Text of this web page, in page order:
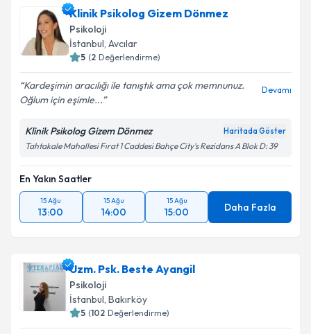
Klinik Psikolog Gizem Dönmez
Psikoloji
İstanbul, Avcılar
5 (2 Değerlendirme)
Kardeşimin aracılığı ile tanıştık ama çok memnunuz.
Oğlum için eşimle...
Devamı
Klinik Psikolog Gizem Dönmez Haritada Göster
Tahtakale Mahallesi Fırat 1 Caddesi Bahçe City's Rezidans A Blok D: 39
En Yakın Saatler
15 Ağu
13:00
15 Ağu
14:00
15 Ağu
15:00 Daha Fazla
Uzm. Psk. Beste Ayangil
Psikoloji
İstanbul, Bakırköy
5 (102 Değerlendirme)